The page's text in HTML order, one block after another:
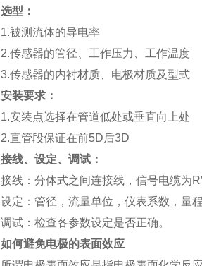
选型：
1.被测流体的导电率
2.传感器的管径、工作压力、工作温度
3.传感器的内衬材质、电极材质及型式
安装要求：
1.安装点选择在管道低处或垂直向上处
2.直管段保证在前5D后3D
接线、设定、调试：
接线：分体式之间连接线，信号电缆为
设定：管径，流量单位，仪表系数，量程
调试：检查各参数设定是否正确。
如何避免电极的表面效应